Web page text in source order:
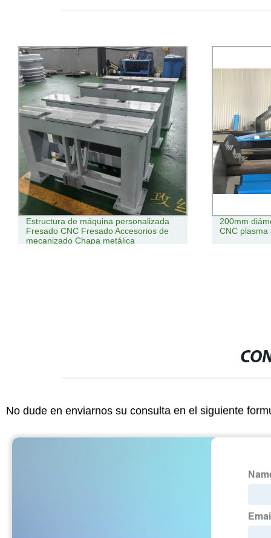
Estructura de máquina personalizada
Fresado CNC Fresado Accesorios de
mecanizado Chapa metálica
200mm
CNC
No dude en enviarnos su consulta en el siguiente